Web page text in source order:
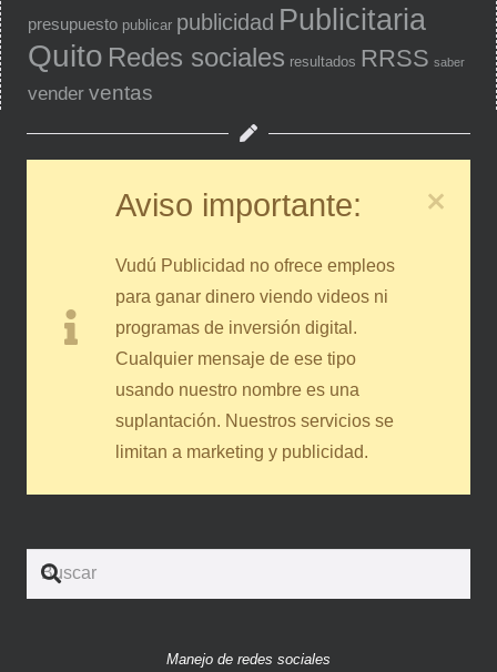
presupuesto publicar publicidad Publicitaria
Quito Redes sociales resultados RRSS saber
vender ventas
Aviso importante:
Vudú Publicidad no ofrece empleos
para ganar dinero viendo videos ni
programas de inversión digital.
Cualquier mensaje de ese tipo
usando nuestro nombre es una
suplantación. Nuestros servicios se
limitan a marketing y publicidad.
Manejo de redes sociales